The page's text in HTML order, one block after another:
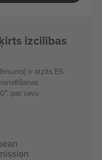
izcilības
ir atzīts ES
par savu